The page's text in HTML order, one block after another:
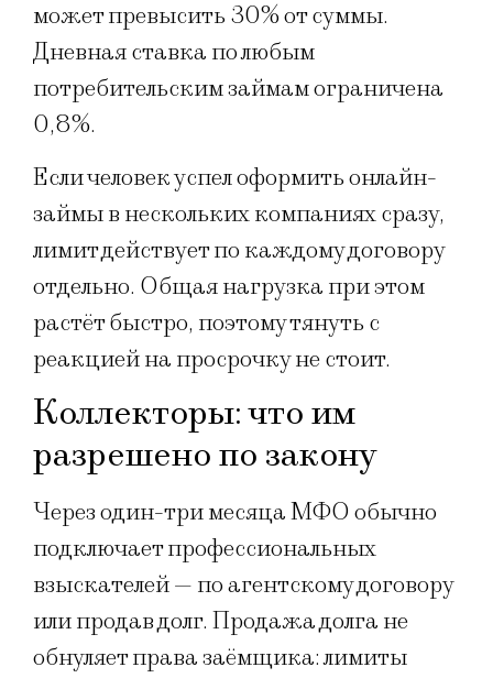
может превысить 30% от суммы.
Дневная ставка по любым
потребительским займам ограничена
0,8%.
Если человек успел оформить онлайн-
займы в нескольких компаниях сразу,
лимит действует по каждому договору
отдельно. Общая нагрузка при этом
растёт быстро, поэтому тянуть с
реакцией на просрочку не стоит.
Коллекторы: что им
разрешено по закону
Через один-три месяца МФО обычно
подключает профессиональных
взыскателей — по агентскому договору
или продав долг. Продажа долга не
обнуляет права заёмщика: лимиты